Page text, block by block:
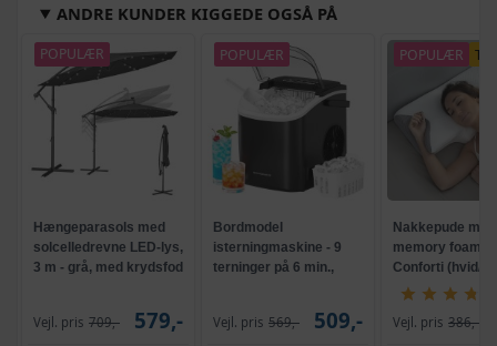
ANDRE KUNDER KIGGEDE OGSÅ PÅ
POPULÆR
Hængeparasols med
solcelledrevne LED-lys,
3 m - grå, med krydsfod
Vejl. pris 709,- 579,-
POPULÆR
Bordmodel
isterningmaskine - 9
terninger på 6 min.,
Vejl. pris 569,- 509,-
POPULÆR
Nakkepude med
memory foam -
Conforti (hvid/
Vejl. pris 386,-